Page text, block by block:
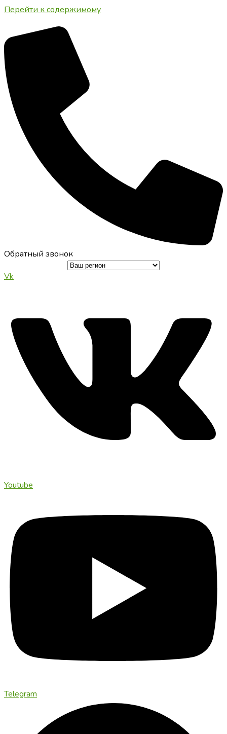
Перейти к содержимому
Обратный звонок
Vk
Youtube
Telegram